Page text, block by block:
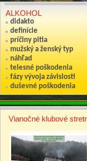
ALKOHOL
didakto
definície
príčiny pitia
mužský a ženský typ
náhľad
telesné poškodenia
fázy vývoja závislosti
duševné poškodenia
Vianočné klubové